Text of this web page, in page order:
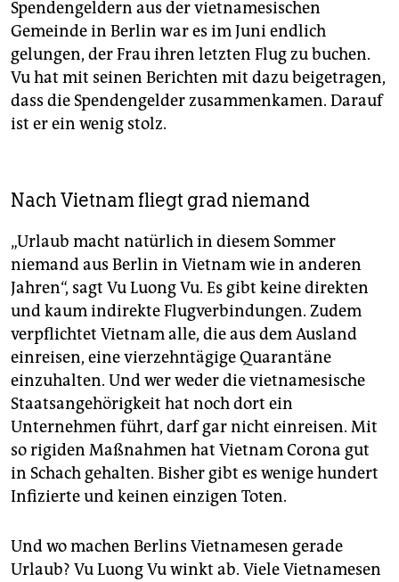
Spendengeldern aus der vietnamesischen
Gemeinde in Berlin war es im Juni endlich
gelungen, der Frau ihren letzten Flug zu buchen.
Vu hat mit seinen Berichten mit dazu beigetragen,
dass die Spendengelder zusammenkamen. Darauf
ist er ein wenig stolz.
Nach Vietnam fliegt grad niemand
„Urlaub macht natürlich in diesem Sommer
niemand aus Berlin in Vietnam wie in anderen
Jahren“, sagt Vu Luong Vu. Es gibt keine direkten
und kaum indirekte Flugverbindungen. Zudem
verpflichtet Vietnam alle, die aus dem Ausland
einreisen, eine vierzehntägige Quarantäne
einzuhalten. Und wer weder die vietnamesische
Staatsangehörigkeit hat noch dort ein
Unternehmen führt, darf gar nicht einreisen. Mit
so rigiden Maßnahmen hat Vietnam Corona gut
in Schach gehalten. Bisher gibt es wenige hundert
Infizierte und keinen einzigen Toten.
Und wo machen Berlins Vietnamesen gerade
Urlaub? Vu Luong Vu winkt ab. Viele Vietnamesen